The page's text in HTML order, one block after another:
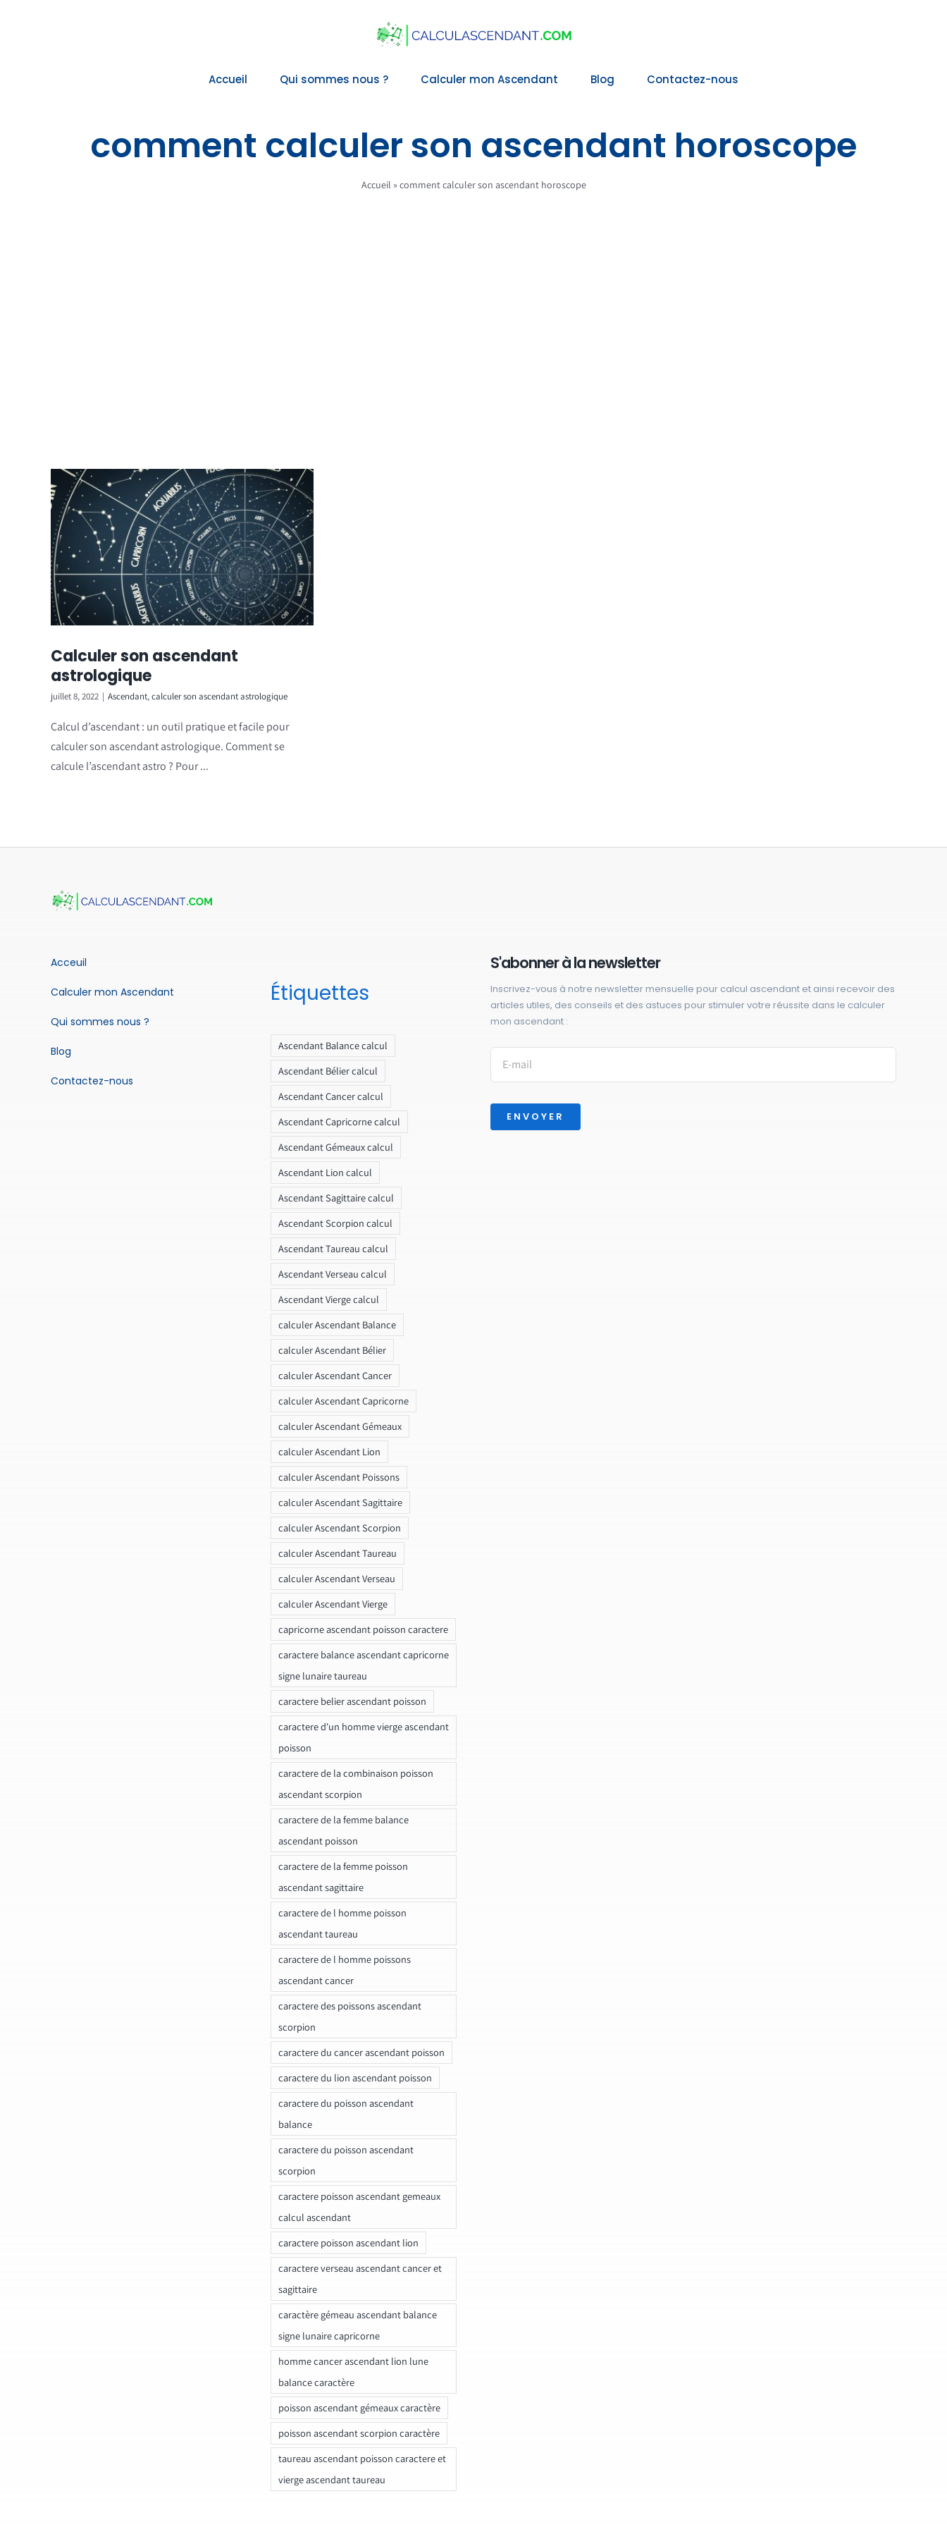
Accueil Qui sommes nous ? Calculer mon Ascendant Blog Contactez-nous
comment calculer son ascendant horoscope
Accueil »comment calculer son ascendant horoscope
Calculer son ascendant
astrologique
juillet 8, 2022 | Ascendant,calculer son ascendant astrologique
Calcul d’ascendant : un outil pratique et facile pour
calculer son ascendant astrologique. Comment se
calcule l’ascendant astro ? Pour ...
Acceuil
Calculer mon Ascendant
Qui sommes nous ?
Blog
Contactez-nous
Étiquettes
Ascendant Balance calcul
Ascendant Bélier calcul
Ascendant Cancer calcul
Ascendant Capricorne calcul
Ascendant Gémeaux calcul
Ascendant Lion calcul
Ascendant Sagittaire calcul
Ascendant Scorpion calcul
Ascendant Taureau calcul
Ascendant Verseau calcul
Ascendant Vierge calcul
calculer Ascendant Balance
calculer Ascendant Bélier
calculer Ascendant Cancer
calculer Ascendant Capricorne
calculer Ascendant Gémeaux
calculer Ascendant Lion
calculer Ascendant Poissons
calculer Ascendant Sagittaire
calculer Ascendant Scorpion
calculer Ascendant Taureau
calculer Ascendant Verseau
calculer Ascendant Vierge
capricorne ascendant poisson caractere
caractere balance ascendant capricorne
signe lunaire taureau
caractere belier ascendant poisson
caractere d'un homme vierge ascendant
poisson
caractere de la combinaison poisson
ascendant scorpion
caractere de la femme balance
ascendant poisson
caractere de la femme poisson
ascendant sagittaire
caractere de l homme poisson
ascendant taureau
caractere de l homme poissons
ascendant cancer
caractere des poissons ascendant
scorpion
caractere du cancer ascendant poisson
caractere du lion ascendant poisson
caractere du poisson ascendant
balance
caractere du poisson ascendant
scorpion
caractere poisson ascendant gemeaux
calcul ascendant
caractere poisson ascendant lion
caractere verseau ascendant cancer et
sagittaire
caractère gémeau ascendant balance
signe lunaire capricorne
homme cancer ascendant lion lune
balance caractère
poisson ascendant gémeaux caractère
poisson ascendant scorpion caractère
taureau ascendant poisson caractere et
vierge ascendant taureau
S'abonner à la newsletter
Inscrivez-vous à notre newsletter mensuelle pour calcul ascendant et ainsi recevoir des
articles utiles, des conseils et des astuces pour stimuler votre réussite dans le calculer
mon ascendant :
ENVOYER